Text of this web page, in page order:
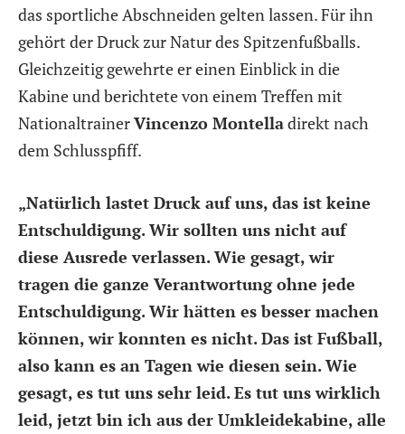
das sportliche Abschneiden gelten lassen. Für ihn
gehört der Druck zur Natur des Spitzenfußballs.
Gleichzeitig gewehrte er einen Einblick in die
Kabine und berichtete von einem Treffen mit
NationaltrainerVincenzo Montelladirekt nach
dem Schlusspfiff.
„Natürlich lastet Druck auf uns, das ist keine
Entschuldigung. Wir sollten uns nicht auf
diese Ausrede verlassen. Wie gesagt, wir
tragen die ganze Verantwortung ohne jede
Entschuldigung. Wir hätten es besser machen
können, wir konnten es nicht. Das ist Fußball,
also kann es an Tagen wie diesen sein. Wie
gesagt, es tut uns sehr leid. Es tut uns wirklich
leid, jetzt bin ich aus der Umkleidekabine, alle